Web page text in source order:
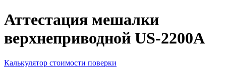
Аттестация мешалки
верхнеприводной US-2200A
Калькулятор стоимости поверки